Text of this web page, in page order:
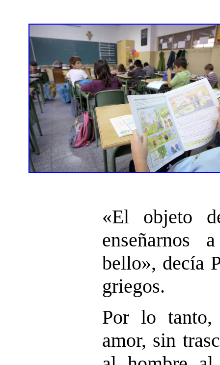
«El objeto
bello», decía
griegos.
Por lo tanto,
amor, sin